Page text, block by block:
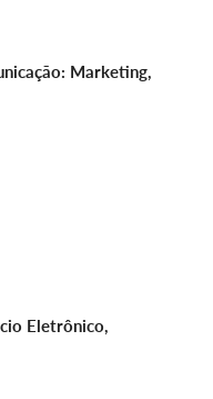
Marketing,
Eletrônico,